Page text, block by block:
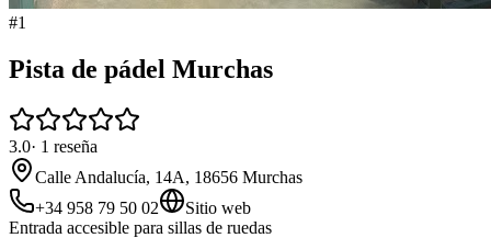
#1
Pista de pádel Murchas
3.0· 1 reseña
Calle Andalucía, 14A, 18656 Murchas
+34 958 79 50 02
Sitio web
Entrada accesible para sillas de ruedas